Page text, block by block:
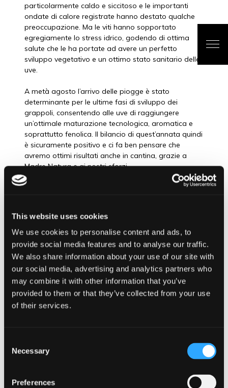
This website uses cookies
We use cookies to personalise content and ads, to
provide social media features and to analyse our traffic.
We also share information about your use of our site with
our social media, advertising and analytics partners who
may combine it with other information that you’ve
provided to them or that they’ve collected from your use
of their services.
Selection
Necessary
Preferences
particolarmente caldo e siccitoso e le importanti
ondate di calore registrate hanno destato qualche
preoccupazione. Ma le viti hanno sopportato
egregiamente lo stress idrico, godendo di ottima
salute che le ha portate ad avere un perfetto
sviluppo vegetativo e un ottimo stato sanitario delle
uve.
A metà agosto l’arrivo delle piogge è stato
determinante per le ultime fasi di sviluppo dei
grappoli, consentendo alle uve di raggiungere
un’ottimale maturazione tecnologica, aromatica e
soprattutto fenolica. Il bilancio di quest’annata quindi
è sicuramente positivo e ci fa ben pensare che
avremo ottimi risultati anche in cantina, grazie a
Madre Natura e ai nostri sforzi.
GENERALE